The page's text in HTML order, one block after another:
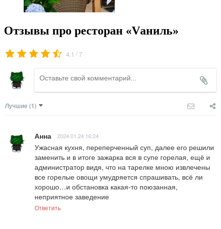
Отзывы про ресторан «Vаниль»
4.1 /7
Лучшие (1)
Анна 2024.01.24 16:24
Ужасная кухня, переперченный суп, далее его решили
заменить и в итоге зажарка вся в супе горелая, ещё и
администратор видя, что на тарелке мною извлечены
все горелые овощи умудряется спрашивать, всё ли
хорошо…и обстановка какая-то поюзанная,
неприятное заведение
Ответить